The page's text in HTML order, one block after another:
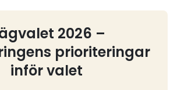
2026 –
prioriteringar
inför valet